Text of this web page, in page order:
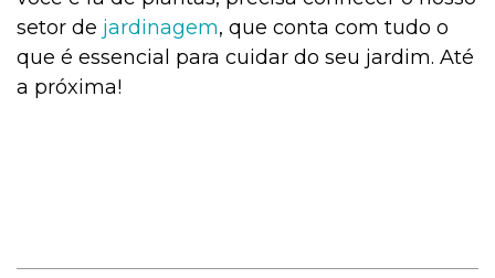
setor de jardinagem, que conta com tudo o
que é essencial para cuidar do seu jardim. Até
a próxima!